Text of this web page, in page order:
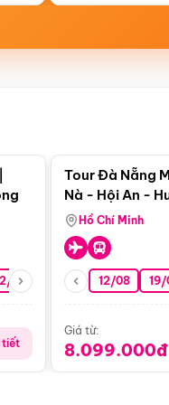
08 26/08 05/09
tiết
Tour Đà Nẵng
Nà - Hội An -
Động Thiên
Hồ Chí Minh
12/08 19/
Giá từ:
8.099.000đ